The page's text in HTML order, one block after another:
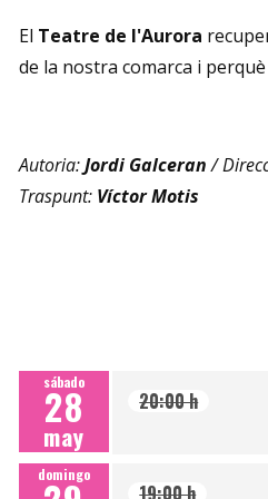
El Teatre de l'Aurora
de la nostra comarca i
Autoria:Jordi Galceran/
Traspunt: Víctor Motis
sábado
28
may
20:00 h
domingo
19:00 h